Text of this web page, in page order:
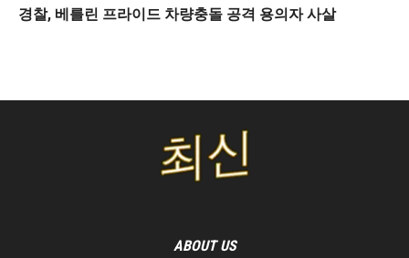
경찰, 베를린 프라이드 차량충돌 공격 용의자 사살
ABOUT US